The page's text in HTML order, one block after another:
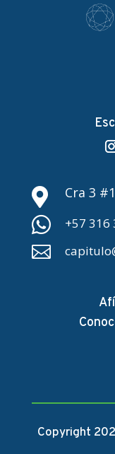
 Cra 3
 +57 316

Copyright